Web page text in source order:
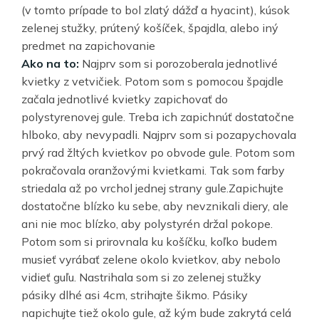
(v tomto prípade to bol zlatý dážď a hyacint), kúsok
zelenej stužky, prútený košíček, špajdla, alebo iný
predmet na zapichovanie
Ako na to: Najprv som si porozoberala jednotlivé
kvietky z vetvičiek. Potom som s pomocou špajdle
začala jednotlivé kvietky zapichovať do
polystyrenovej gule. Treba ich zapichnúť dostatočne
hlboko, aby nevypadli. Najprv som si pozapychovala
prvý rad žltých kvietkov po obvode gule. Potom som
pokračovala oranžovými kvietkami. Tak som farby
striedala až po vrchol jednej strany gule.Zapichujte
dostatočne blízko ku sebe, aby nevznikali diery, ale
ani nie moc blízko, aby polystyrén držal pokope.
Potom som si prirovnala ku košíčku, koľko budem
musieť vyrábať zelene okolo kvietkov, aby nebolo
vidieť guľu. Nastrihala som si zo zelenej stužky
pásiky dlhé asi 4cm, strihajte šikmo. Pásiky
napichujte tiež okolo gule, až kým bude zakrytá celá